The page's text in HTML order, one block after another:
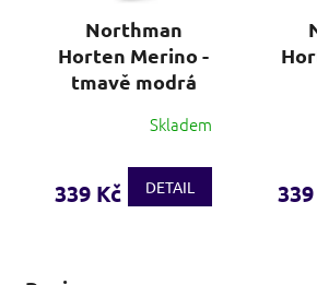
Northman
Horten Merino -
tmavě modrá
Skladem
339 Kč DETAIL